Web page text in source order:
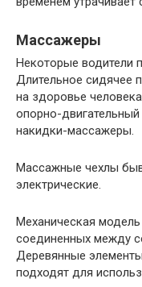
Массажеры
Некоторые водители
Длительное сидячее
на здоровье
опорно-
накидки-массажеры.
Массажные чехлы
электрические.
Механическая
соединенных между
Деревянные
подходят для